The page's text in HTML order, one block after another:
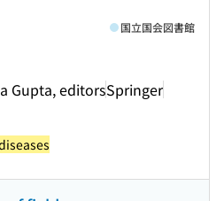
Gupta, editorsSpringer
国立国会図書館